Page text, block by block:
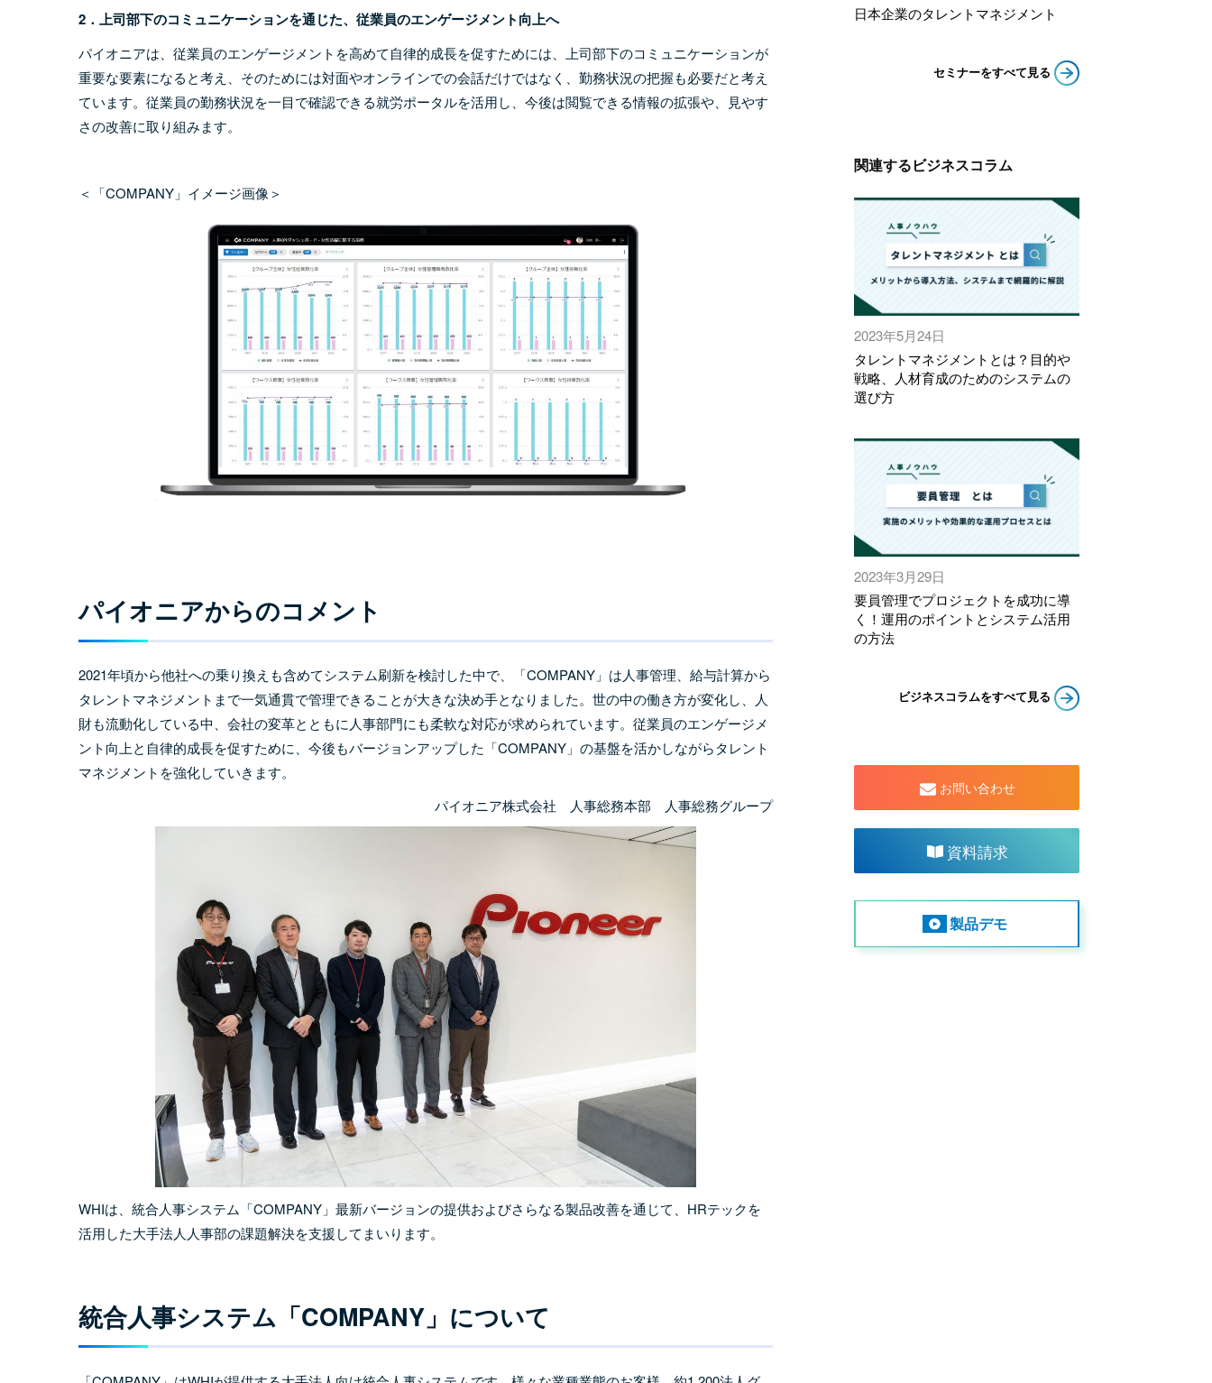
2．上司部下のコミュニケーションを通じた、従業員のエンゲージメント向上へ
パイオニアは、従業員のエンゲージメントを高めて自律的成長を促すためには、上司部下のコミュニケーションが
重要な要素になると考え、そのためには対面やオンラインでの会話だけではなく、勤務状況の把握も必要だと考え
ています。従業員の勤務状況を一目で確認できる就労ポータルを活用し、今後は閲覧できる情報の拡張や、見やす
さの改善に取り組みます。
＜「COMPANY」イメージ画像＞
パイオニアからのコメント
2021年頃から他社への乗り換えも含めてシステム刷新を検討した中で、「COMPANY」は人事管理、給与計算から
タレントマネジメントまで一気通貫で管理できることが大きな決め手となりました。世の中の働き方が変化し、人
財も流動化している中、会社の変革とともに人事部門にも柔軟な対応が求められています。従業員のエンゲージメ
ント向上と自律的成長を促すために、今後もバージョンアップした「COMPANY」の基盤を活かしながらタレント
マネジメントを強化していきます。
パイオニア株式会社 人事総務本部 人事総務グループ
WHIは、統合人事システム「COMPANY」最新バージョンの提供およびさらなる製品改善を通じて、HRテックを
活用した大手法人人事部の課題解決を支援してまいります。
統合人事システム「COMPANY」について
日本企業のタレントマネジメント
セミナーをすべて見る
関連するビジネスコラム
2023年5月24日
タレントマネジメントとは？目的や
戦略、人材育成のためのシステムの
選び方
2023年3月29日
要員管理でプロジェクトを成功に導
く！運用のポイントとシステム活用
の方法
ビジネスコラムをすべて見る
お問い合わせ
資料請求
製品デモ